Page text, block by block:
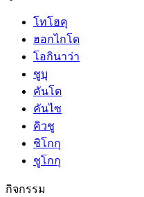
โทโฮคุ
ฮอกไกโด
โอกินาว่า
ชูบุ
คันโต
คันไซ
คิวชู
ชิโกกุ
ชูโกกุ
กิจกรรม